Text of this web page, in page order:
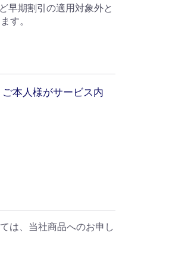
早期割引の適用対象外と
す。
本人様がサービス内
は、当社商品へのお申し